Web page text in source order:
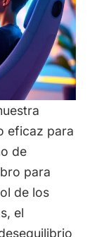
eficaz para
de
para
de los
el